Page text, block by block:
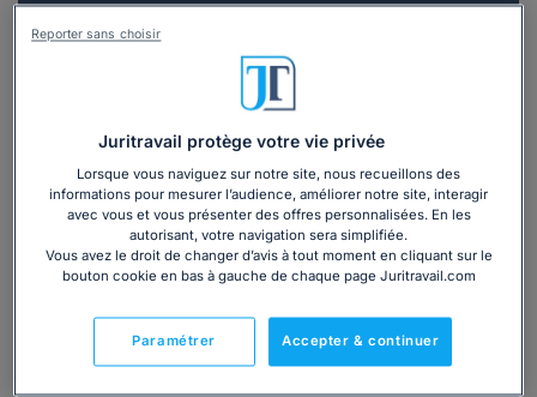
Recevoir des devis d'avocats
3 devis en 48h
Vous souhaitez une consultation par
téléphone ?
Consulter immédiatement
Juritravail protège votre vie privée
Lorsque vous naviguez sur notre site, nous recueillons des
informations pour mesurer l’audience, améliorer notre site, interagir
avec vous et vous présenter des offres personnalisées. En les
autorisant, votre navigation sera simplifiée.
Vous avez le droit de changer d’avis à tout moment en cliquant sur le
bouton cookie en bas à gauche de chaque page Juritravail.com
Accepter & continuer
Paramétrer
Reporter sans choisir